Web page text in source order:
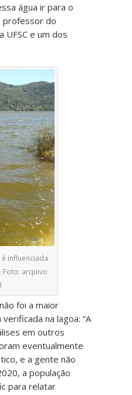
água ir para o
professor do
UFSC e um dos
influenciada
Foto: arquivo
foi a maior
na lagoa: “A
em outros
eventualmente
e a gente não
a população
para relatar